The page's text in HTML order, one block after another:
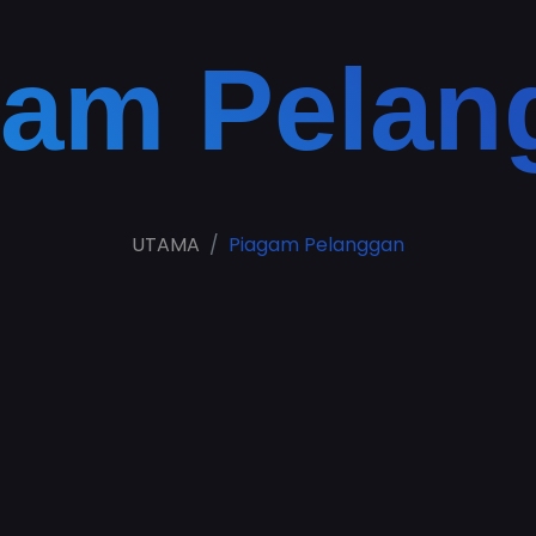
UTAMA Piagam Pelanggan